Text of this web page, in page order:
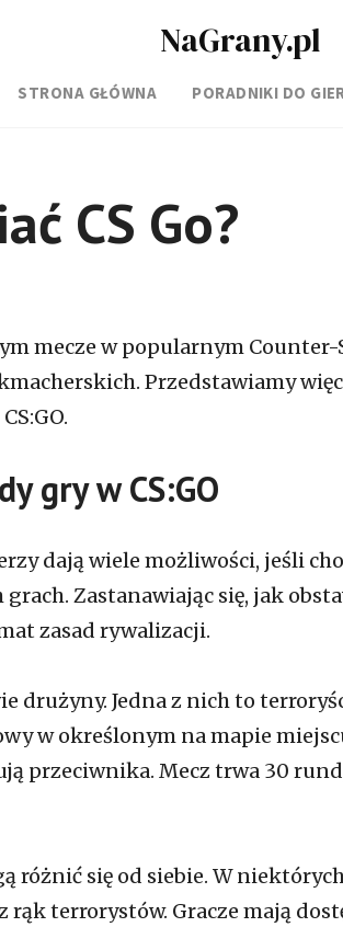
NaGrany.pl
STRONA GŁÓWNA PORADNIKI DO GIER
CS Go?
mecze w popularnym Counter-
Przedstawiamy
gry w CS:GO
dają wiele możliwości, jeśli
Zastanawiając się, jak
zasad rywalizacji.
drużyny. Jedna z nich to
w określonym na mapie
przeciwnika. Mecz trwa 30
różnić się od siebie. W
rąk terrorystów. Gracze mają